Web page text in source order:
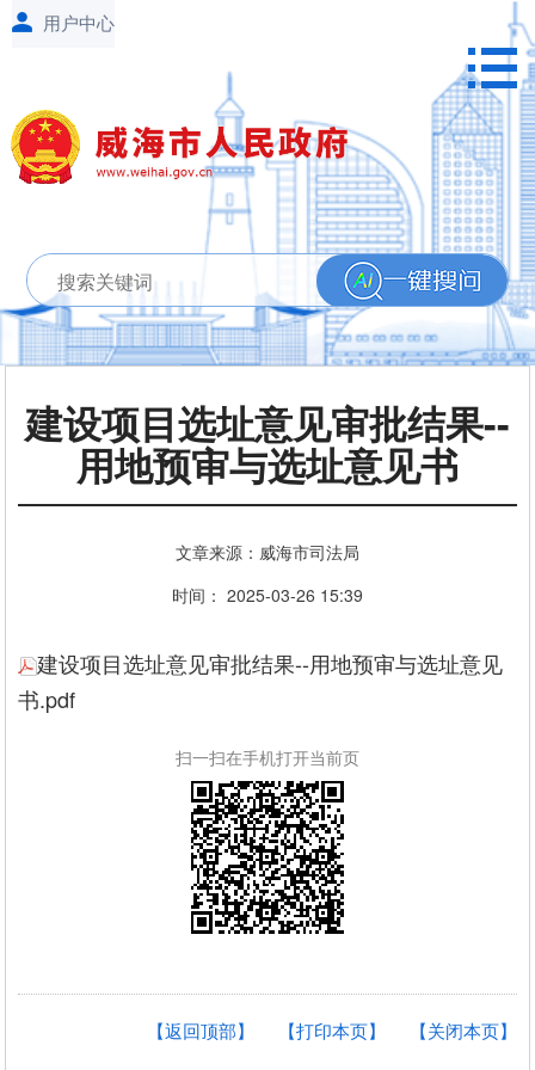
建设项目选址意见审批结果--
用地预审与选址意见书
文章来源：威海市司法局
时间： 2025-03-26 15:39
建设项目选址意见审批结果--用地预审与选址意见
书.pdf
扫一扫在手机打开当前页
【关闭本页】
【打印本页】
【返回顶部】